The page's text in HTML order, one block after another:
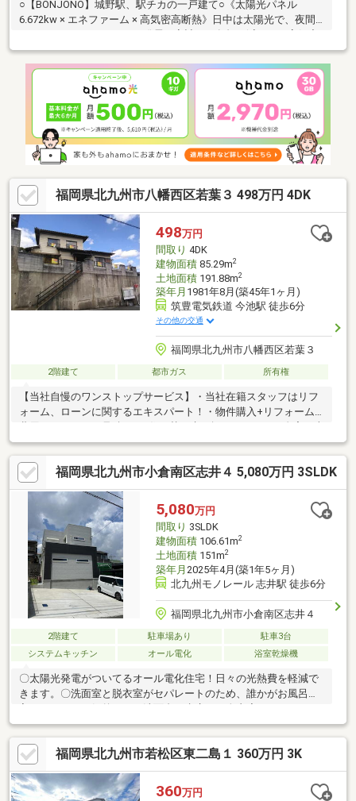
○【BONJONO】城野駅、駅チカの一戸建て○《太陽光パネル
6.672kw × エネファーム × 高気密高断熱》日中は太陽光で、夜間
高断熱性能で夏も冬も快適な温度設定を気兼ねなく維持できま
す。○天井高2.72m、27.5帖の大空間リビングは、圧倒的な開放感
を演出できます。○LDKから続くサンルームは、内と外を緩やかに
繋ぐ「プラスワン」の贅沢な空間です。○三郎丸小・足立中
福岡県北九州市八幡西区若葉３ 498万円 4DK
498万円
間取り 4DK
建物面積85.29m2
土地面積191.88m2
築年月 1981年8月(築45年1ヶ月)
筑豊電気鉄道 今池駅 徒歩6分
その他の交通
福岡県北九州市八幡西区若葉３
2階建て 都市ガス 所有権
【当社自慢のワンストップサービス】・当社在籍スタッフはリフ
ォーム、ローンに関するエキスパート！・物件購入+リフォーム
却が並行して行えます！・もちろん査定も無料です♪【ライフスタ
イルに合わせた物件探し】・土日祝/18時以降/1件～複数件のご内
覧も大歓迎・ご自宅等への送迎も可能です！・当社未掲載物件も
ご案内できます♪
福岡県北九州市小倉南区志井４ 5,080万円 3SLDK
5,080万円
間取り 3SLDK
建物面積106.61m2
土地面積151m2
築年月 2025年4月(築1年5ヶ月)
北九州モノレール 志井駅 徒歩6分
福岡県北九州市小倉南区志井４
2階建て 駐車場あり
駐車3台
システムキッチン
オール電化 浴室乾燥機
〇太陽光発電がついてるオール電化住宅！日々の光熱費を軽減で
きます。〇洗面室と脱衣室がセパレートのため、誰かがお風呂に
〇大型パントリーに加え、キッチン横にも収納、さらに「床下収
納」まで完備。ストック品や調理器具の置き場に困りません〇駐
車場敷地内並列3台駐車可能！
福岡県北九州市若松区東二島１ 360万円 3K
360万円